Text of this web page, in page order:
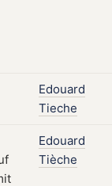
Edouard
Tieche
Edouard
Tièche